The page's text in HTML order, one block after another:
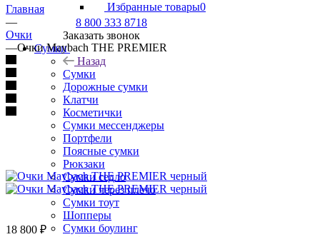
Избранные товары0
8 800 333 8718
Заказать звонок
Сумки
Назад
Сумки
Дорожные сумки
Клатчи
Косметички
Сумки мессенджеры
Портфели
Поясные сумки
Рюкзаки
Сумки седло
Сумки через плечо
Сумки тоут
Шопперы
Сумки боулинг
Главная
—
Очки
—Очки Maybach THE PREMIER
18 800 ₽